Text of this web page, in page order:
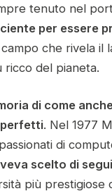
tenuto nel
per essere
che rivela il
del pianeta.
di come
perfetti. Nel 1977
di
scelto di
più prestigiose